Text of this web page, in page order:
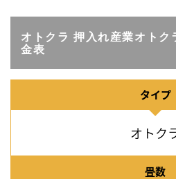
オトクラ 押入れ産業オトク
金表
タイプ
オトク
畳数